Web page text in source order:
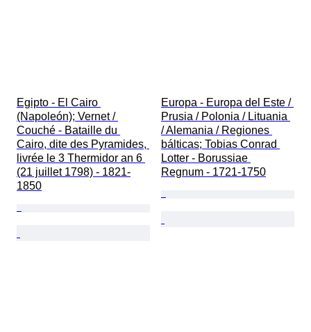
Egipto - El Cairo
(Napoleón); Vernet /
Couché - Bataille du
Cairo, dite des Pyramides,
livrée le 3 Thermidor an 6
(21 juillet 1798) - 1821-
1850
Europa - Europa del Este /
Prusia / Polonia / Lituania
/ Alemania / Regiones
bálticas; Tobias Conrad
Lotter - Borussiae
Regnum - 1721-1750